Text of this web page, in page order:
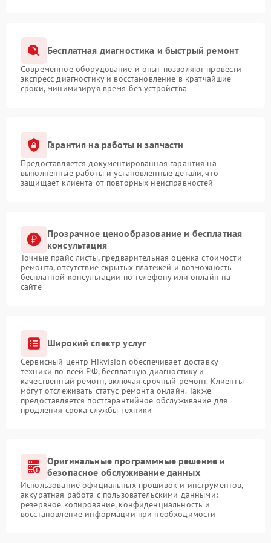
Бесплатная диагностика и быстрый ремонт
Современное оборудование и опыт позволяют провести
экспресс-диагностику и восстановление в кратчайшие
сроки, минимизируя время без устройства
Гарантия на работы и запчасти
Предоставляется документированная гарантия на
выполненные работы и установленные детали, что
защищает клиента от повторных неисправностей
Прозрачное ценообразование и бесплатная
консультация
Точные прайс-листы, предварительная оценка стоимости
ремонта, отсутствие скрытых платежей и возможность
бесплатной консультации по телефону или онлайн на
сайте
Широкий спектр услуг
Сервисный центр Hikvision обеспечивает доставку
техники по всей РФ, бесплатную диагностику и
качественный ремонт, включая срочный ремонт. Клиенты
могут отслеживать статус ремонта онлайн. Также
предоставляется постгарантийное обслуживание для
продления срока службы техники
Оригинальные программные решение и
безопасное обслуживание данных
Использование официальных прошивок и инструментов,
аккуратная работа с пользовательскими данными:
резервное копирование, конфиденциальность и
восстановление информации при необходимости